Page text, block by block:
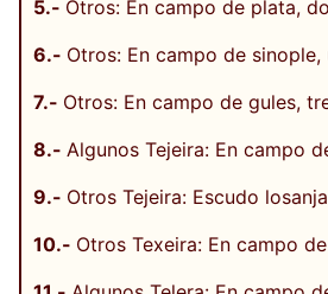
5.- Otros: En campo de plata,
6.- Otros: En campo de
7.- Otros: En campo de gules,
8.- Algunos Tejeira: En campo
9.- Otros Tejeira: Escudo
10.- Otros Texeira: En campo